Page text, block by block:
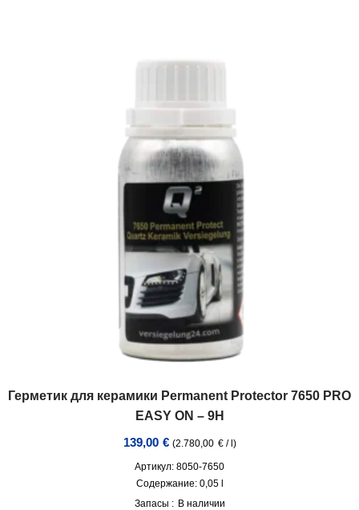
Герметик для керамики Permanent Protector 7650 PRO
EASY ON – 9H
139,00 € (2.780,00 €/ )
Артикул: 8050-7650
Содержание: 0,05 l
Запасы : В наличии